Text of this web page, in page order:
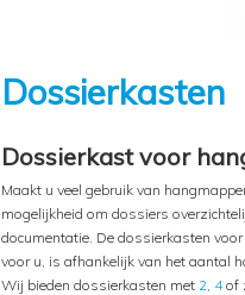
Dossierkasten
Dossierkast voor
Maakt u veel gebruik van
mogelijkheid om dossiers
documentatie. De dossierkasten
voor u, is afhankelijk van het aantal
Wij bieden dossierkasten met 2, 4of